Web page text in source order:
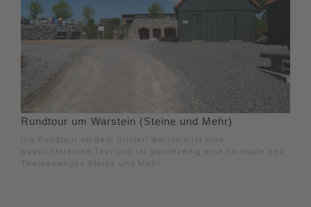
Rundtour um Warstein (Steine und Mehr)
Die Rundtour ab dem Ortsteil Warstein ist eine
aussichtsreiche Tour und ist gleichzeitig eine Teilroute des
Themenweges Steine und Mehr.